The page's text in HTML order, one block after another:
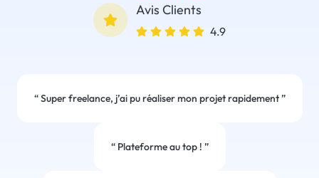
Avis Clients
4.9
“Super freelance, j’ai pu réaliser mon projet rapidement”
“Plateforme au top ! ”